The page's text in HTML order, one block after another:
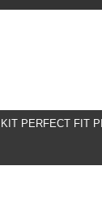
KIT PERFECT FIT